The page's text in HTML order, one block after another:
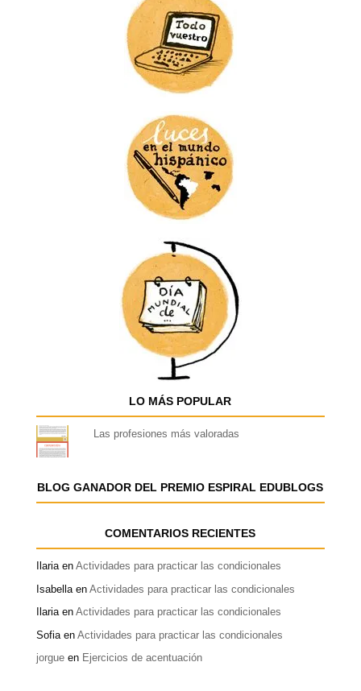
LO MÁS POPULAR
Las profesiones más valoradas
BLOG GANADOR DEL PREMIO ESPIRAL EDUBLOGS
COMENTARIOS RECIENTES
Ilariaen Actividades para practicar las condicionales
Isabellaen Actividades para practicar las condicionales
Ilariaen Actividades para practicar las condicionales
Sofiaen Actividades para practicar las condicionales
jorgueen Ejercicios de acentuación